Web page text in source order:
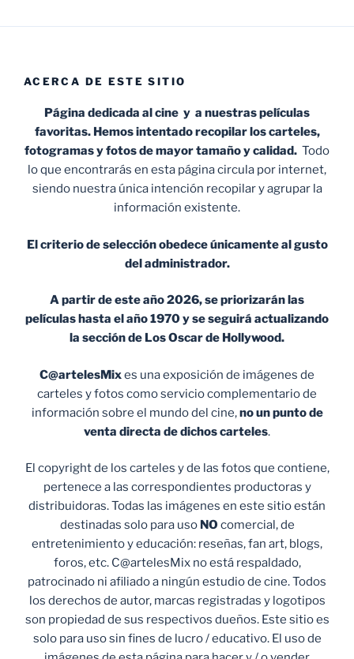
ACERCA DE ESTE SITIO
Página dedicada al cine y a nuestras películas
favoritas. Hemos intentado recopilar los carteles,
fotogramas y fotos de mayor tamaño y calidad. Todo
lo que encontrarás en esta página circula por internet,
siendo nuestra única intención recopilar y agrupar la
información existente.
El criterio de selección obedece únicamente al gusto
del administrador.
A partir de este año 2026, se priorizarán las
películas hasta el año 1970 y se seguirá actualizando
la sección de Los Oscar de Hollywood.
C@artelesMixes una exposición de imágenes de
carteles y fotos como servicio complementario de
información sobre el mundo del cine,no un punto de
venta directa de dichos carteles.
El copyright de los carteles y de las fotos que contiene,
pertenece a las correspondientes productoras y
distribuidoras. Todas las imágenes en este sitio están
destinadas solo para uso NO comercial, de
entretenimiento y educación: reseñas, fan art, blogs,
foros, etc. C@artelesMix no está respaldado,
patrocinado ni afiliado a ningún estudio de cine. Todos
los derechos de autor, marcas registradas y logotipos
son propiedad de sus respectivos dueños. Este sitio es
solo para uso sin fines de lucro / educativo. El uso de